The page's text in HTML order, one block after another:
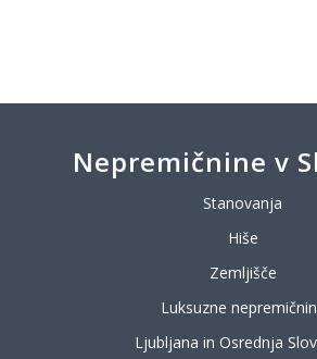
Nepremičnine v
Stanovanja
Hiše
Zemljišče
Luksuzne
Ljubljana in Osrednja